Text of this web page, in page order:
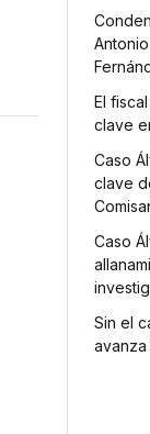
El
clave
Caso
clave
Caso
Sin el